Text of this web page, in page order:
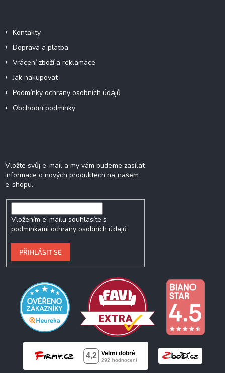
Kontakty
Doprava a platba
Vrácení zboží a reklamace
Jak nakupovat
Podmínky ochrany osobních údajů
Obchodní podmínky
Vložte svůj e-mail a my vám budeme zasílat
informace o nových produktech na našem
e-shopu.
Vložením e-mailu souhlasíte s
podmínkami ochrany osobních údajů
PŘIHLÁSIT SE